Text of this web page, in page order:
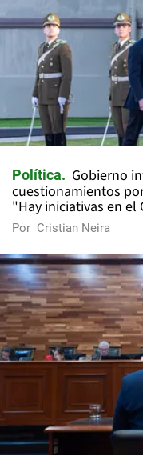
Política
Gobierno
cuestionamientos
"Hay iniciativas en el
Por Cristian Neira